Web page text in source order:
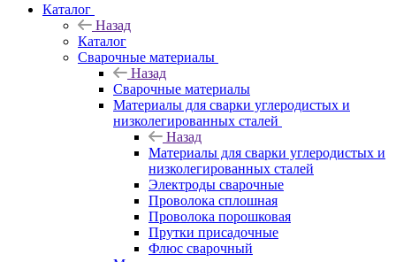
Каталог
Назад
Каталог
Сварочные материалы
Назад
Сварочные материалы
Материалы для сварки углеродистых и
низколегированных сталей
Назад
Материалы для сварки углеродистых и
низколегированных сталей
Электроды сварочные
Проволока сплошная
Проволока порошковая
Прутки присадочные
Флюс сварочный